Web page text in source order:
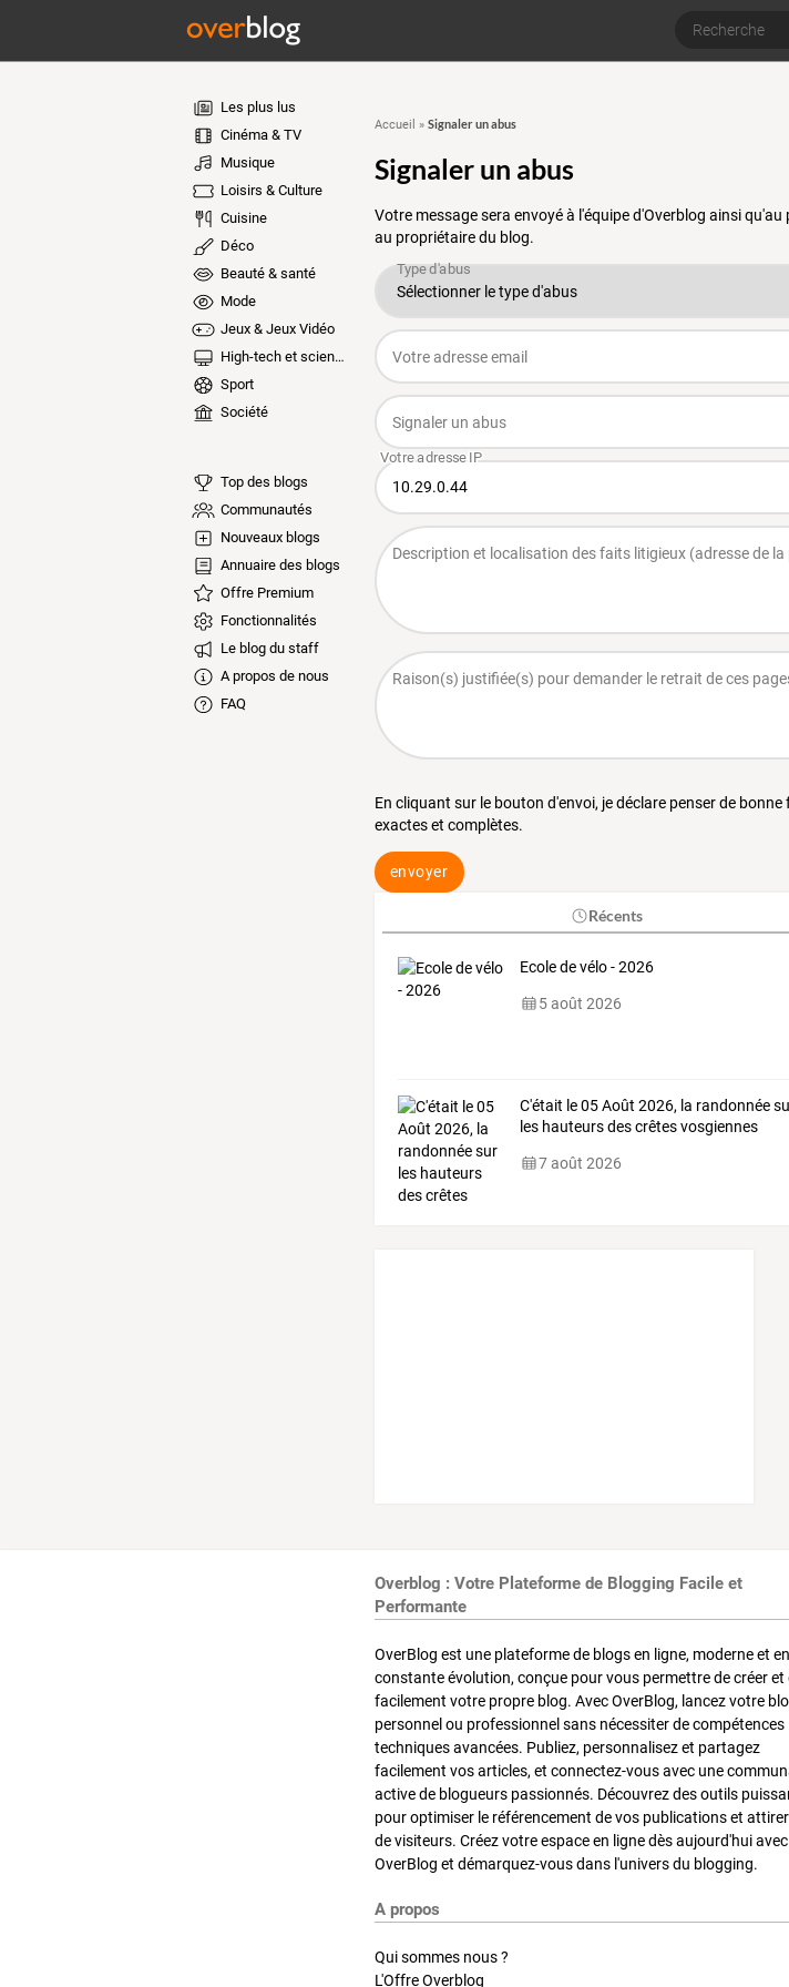
Les plus lus
Cinéma & TV
Musique
Loisirs & Culture
Cuisine
Déco
Beauté & santé
Mode
Jeux & Jeux Vidéo
High-tech et sciences
Sport
Société
Top des blogs
Communautés
Nouveaux blogs
Annuaire des blogs
Offre Premium
Fonctionnalités
Le blog du staff
A propos de nous
FAQ
Accueil » Signaler un abus
Signaler un abus
Votre message sera envoyé à l'équipe d'Overblog ainsi
au propriétaire du blog.
En cliquant sur le bouton d'envoi, je déclare penser de
exactes et complètes.
envoyer
Récents
Ecole de vélo - 2026
5 août 2026
C'était le 05 Août 2026, la randonnée
les hauteurs des crêtes vosgiennes
7 août 2026
Overblog : Votre Plateforme de Blogging Facile et
Performante
OverBlog est une plateforme de blogs en ligne, moderne et en
constante évolution, conçue pour vous permettre de créer et
facilement votre propre blog. Avec OverBlog, lancez votre
personnel ou professionnel sans nécessiter de compétences
techniques avancées. Publiez, personnalisez et partagez
facilement vos articles, et connectez-vous avec une
active de blogueurs passionnés. Découvrez des outils
pour optimiser le référencement de vos publications et
de visiteurs. Créez votre espace en ligne dès aujourd'hui avec
OverBlog et démarquez-vous dans l'univers du blogging.
A propos
Qui sommes nous ?
L'Offre Overblog